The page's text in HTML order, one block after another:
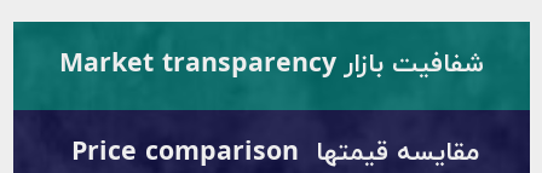
شفافیت بازار Market transparency
مقایسه قیمتها Price comparison